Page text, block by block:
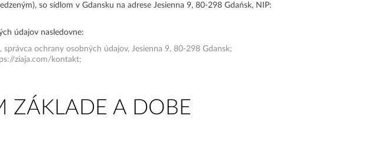
so sídlom v Gdansku na adrese Jesienna 9, 80-298 Gdańsk, NIP:
údajov nasledovne:
ochrany osobných údajov, Jesienna 9, 80-298 Gdansk;
ziaja.com/kontakt;
ZÁKLADE A DOBE